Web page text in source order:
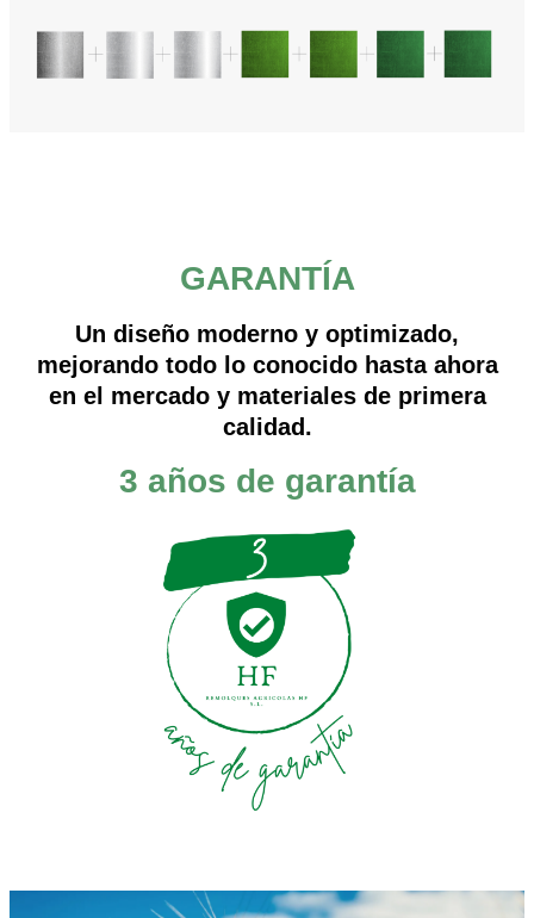
GARANTÍA
Un diseño moderno y optimizado,
mejorando todo lo conocido hasta ahora
en el mercado y materiales de primera
calidad.
3 años de garantía